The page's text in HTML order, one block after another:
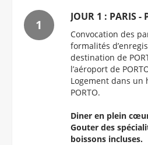
JOUR 1 : PARIS -
Convocation des
formalités
destination de
l’aéroport de
Logement dans
PORTO.
Diner en plein
Gouter des
boissons incluses.